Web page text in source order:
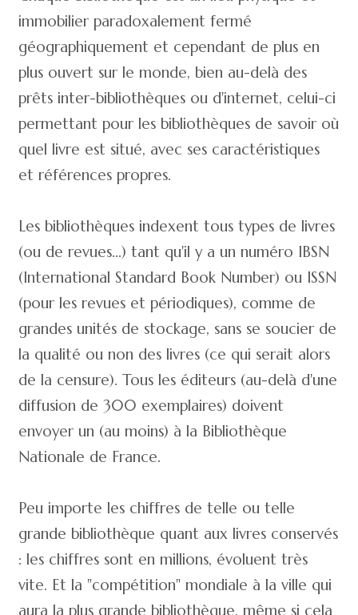
immobilier paradoxalement fermé
géographiquement et cependant de plus en
plus ouvert sur le monde, bien au-delà des
prêts inter-bibliothèques ou d'internet, celui-ci
permettant pour les bibliothèques de savoir où
quel livre est situé, avec ses caractéristiques
et références propres.
Les bibliothèques indexent tous types de livres
(ou de revues...) tant qu'il y a un numéro IBSN
(International Standard Book Number) ou ISSN
(pour les revues et périodiques), comme de
grandes unités de stockage, sans se soucier de
la qualité ou non des livres (ce qui serait alors
de la censure). Tous les éditeurs (au-delà d'une
diffusion de 300 exemplaires) doivent
envoyer un (au moins) à la Bibliothèque
Nationale de France.
Peu importe les chiffres de telle ou telle
grande bibliothèque quant aux livres conservés
: les chiffres sont en millions, évoluent très
vite. Et la "compétition" mondiale à la ville qui
aura la plus grande bibliothèque, même si cela